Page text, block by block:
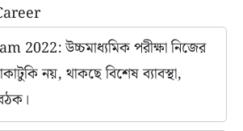
2022: উচ্চমাধ্যমিক পরীক্ষা নিজের
নয়, থাকছে বিশেষ ব্যাবস্থা,